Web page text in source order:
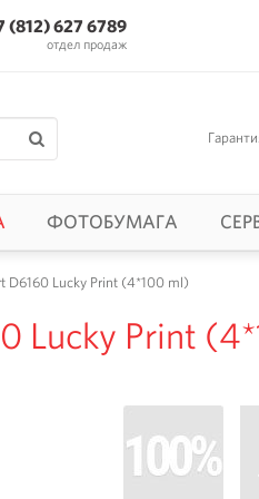
(812) 627 6789
отдел продаж
ФОТОБУМАГА
D6160 Lucky Print (4*100 ml)
Lucky Print